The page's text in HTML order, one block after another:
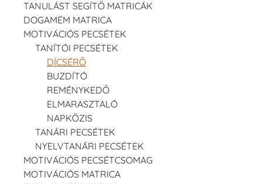
TANULÁST SEGÍTŐ MATRICÁK
DOGAMÉM MATRICA
MOTIVÁCIÓS PECSÉTEK
TANÍTÓI PECSÉTEK
DÍCSÉRŐ
BUZDÍTÓ
REMÉNYKEDŐ
ELMARASZTALÓ
NAPKÖZIS
TANÁRI PECSÉTEK
NYELVTANÁRI PECSÉTEK
MOTIVÁCIÓS PECSÉTCSOMAG
MOTIVÁCIÓS MATRICA